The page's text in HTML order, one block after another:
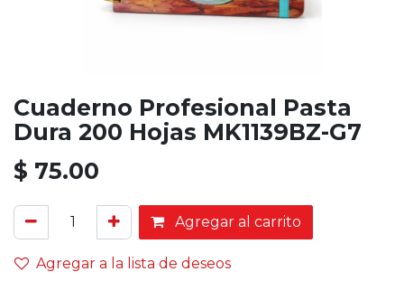
Cuaderno Profesional Pasta
Dura 200 Hojas MK1139BZ-G7
$ 75.00
Agregar al carrito
Agregar a la lista de deseos